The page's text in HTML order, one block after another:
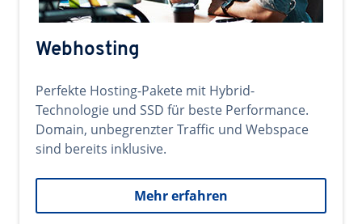
Webhosting
Perfekte Hosting-Pakete mit Hybrid-
Technologie und SSD für beste Performance.
Domain, unbegrenzter Traffic und Webspace
sind bereits inklusive.
Mehr erfahren